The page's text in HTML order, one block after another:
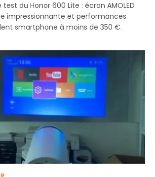
du Honor 600 Lite : écran AMOLED
impressionnante et performances
smartphone à moins de 350 €.